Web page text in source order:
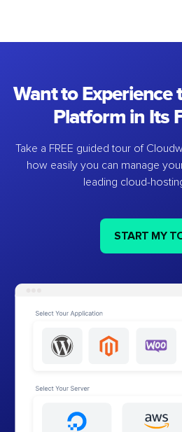
Want to Experience
Platform in Its
Take a FREE guided tour of
how easily you can manage
leading cloud-
START MY